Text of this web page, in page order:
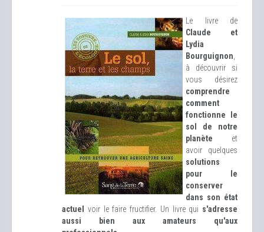
Le livre de
Claude et
Lydia
Bourguignon
à découvrir si
vous désirez
comprendre
comment
fonctionne le
sol de notre
planète et
avoir quelques
solutions
pour le
conserver
dans son état
actuel
voir le faire fructifier. Un livre qui s'adresse
aussi bien aux amateurs qu'aux